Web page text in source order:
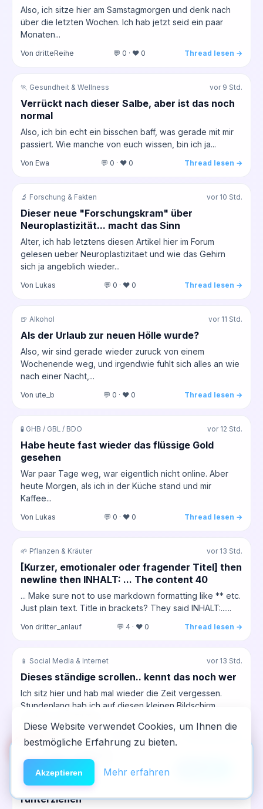
Also, ich sitze hier am Samstagmorgen und denk nach
über die letzten Wochen. Ich hab jetzt seid ein paar
Monaten...
Von dritteReihe 💬 0 · ❤️ 0 Thread lesen →
🏃 Gesundheit & Wellness vor 9 Std.
Verrückt nach dieser Salbe, aber ist das noch
normal
Also, ich bin echt ein bisschen baff, was gerade mit mir
passiert. Wie manche von euch wissen, bin ich ja...
Von Ewa 💬 0 · ❤️ 0 Thread lesen →
🔬 Forschung & Fakten vor 10 Std.
Dieser neue "Forschungskram" über
Neuroplastizität... macht das Sinn
Alter, ich hab letztens diesen Artikel hier im Forum
gelesen ueber Neuroplastizitaet und wie das Gehirn
sich ja angeblich wieder...
Von Lukas 💬 0 · ❤️ 0 Thread lesen →
🍺 Alkohol vor 11 Std.
Als der Urlaub zur neuen Hölle wurde?
Also, wir sind gerade wieder zuruck von einem
Wochenende weg, und irgendwie fuhlt sich alles an wie
nach einer Nacht,...
Von ute_b 💬 0 · ❤️ 0 Thread lesen →
🧪 GHB / GBL / BDO vor 12 Std.
Habe heute fast wieder das flüssige Gold
gesehen
War paar Tage weg, war eigentlich nicht online. Aber
heute Morgen, als ich in der Küche stand und mir
Kaffee...
Von Lukas 💬 0 · ❤️ 0 Thread lesen →
🌱 Pflanzen & Kräuter vor 13 Std.
[Kurzer, emotionaler oder fragender Titel] then
newline then INHALT: ... The content 40
... Make sure not to use markdown formatting like ** etc.
Just plain text. Title in brackets? They said INHALT:......
Von dritter_anlauf 💬 4 · ❤️ 0 Thread lesen →
📱 Social Media & Internet vor 13 Std.
Dieses ständige scrollen.. kennt das noch wer
Ich sitz hier und hab mal wieder die Zeit vergessen.
Stundenlang hab ich auf diesen kleinen Bildschirm
📱 Digitale Sucht
Wenn die Reels dich nachts wieder
runterziehen
🆘Hilfe
NeelixberliN auf dem Homescreen —
wie eine echte App.
Diese Website verwendet Cookies, um Ihnen die
bestmögliche Erfahrung zu bieten.
Akzeptieren Mehr erfahren